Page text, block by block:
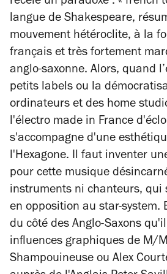
langue de Shakespeare,
mouvement hétéroclite, à la
français et très fortement
anglo-saxonne. Alors, quand
petits labels ou la
ordinateurs et des home
l'électro made in France
s'accompagne d'une
l'Hexagone. Il faut inventer
pour cette musique
instruments ni chanteurs, qui
en opposition au star-system.
du côté des Anglo-Saxons
influences graphiques de M/
Shampouineuse ou Alex